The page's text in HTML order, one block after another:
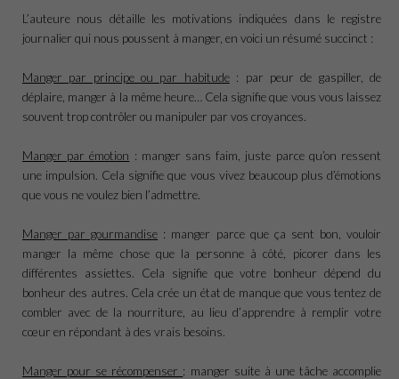
L’auteure nous détaille les motivations indiquées dans le registre
journalier qui nous poussent à manger, en voici un résumé succinct :
Manger par principe ou par habitude: par peur de gaspiller, de
déplaire, manger à la même heure… Cela signifie que vous vous laissez
souvent trop contrôler ou manipuler par vos croyances.
Manger par émotion : manger sans faim, juste parce qu’on ressent
une impulsion. Cela signifie que vous vivez beaucoup plus d’émotions
que vous ne voulez bien l’admettre.
Manger par gourmandise : manger parce que ça sent bon, vouloir
manger la même chose que la personne à côté, picorer dans les
différentes assiettes. Cela signifie que votre bonheur dépend du
bonheur des autres. Cela crée un état de manque que vous tentez de
combler avec de la nourriture, au lieu d’apprendre à remplir votre
cœur en répondant à des vrais besoins.
Manger pour se récompenser : manger suite à une tâche accomplie